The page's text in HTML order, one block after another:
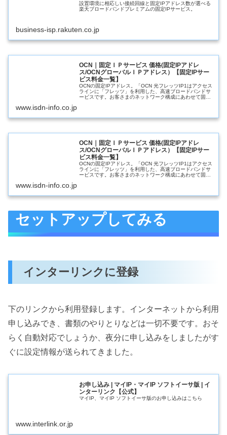
設置環境に相応しい接続回線と固定IPアドレス数が選べる
楽天ブロードバンドプレミアムの固定IPサービス。
business-isp.rakuten.co.jp
OCN｜固定ＩＰサービス 価格(固定IPアドレ
ス/OCNグローバルＩＰアドレス）【固定IPサー
ビス料金一覧】
OCNの固定IPアドレス。「OCN 光フレッツIP1はアクセス
ラインに「フレッツ」を利用した、高速ブロードバンドサ
ービスです。お客さまのネットワーク構成にあわせて固定
www.isdn-info.co.jp
OCN｜固定ＩＰサービス 価格(固定IPアドレ
ス/OCNグローバルＩＰアドレス）【固定IPサー
ビス料金一覧】
OCNの固定IPアドレス。「OCN 光フレッツIP1はアクセス
ラインに「フレッツ」を利用した、高速ブロードバンドサ
ービスです。お客さまのネットワーク構成にあわせて固定
www.isdn-info.co.jp
セットアップしてみる
インターリンクに登録
下のリンクから利用登録します。インターネットから利用
申し込みでき、書類のやりとりなどは一切不要です。おそ
らく自動対応でしょうか、夜分に申し込みをしましたがす
ぐに設定情報が送られてきました。
お申し込み | マイIP・マイIP ソフトイーサ版 | イ
ンターリンク【公式】
マイIP、マイIP ソフトイーサ版のお申し込みはこちら
www.interlink.or.jp